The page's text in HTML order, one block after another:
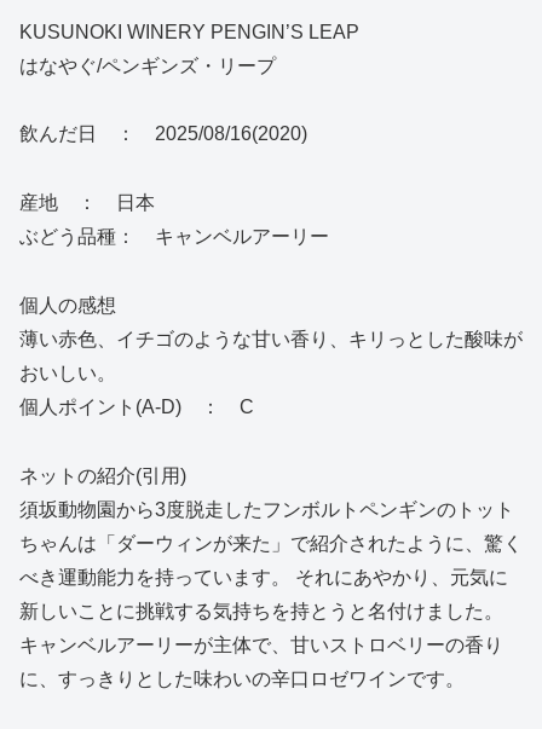
KUSUNOKI WINERY PENGIN’S LEAP
はなやぐ/ペンギンズ・リープ
飲んだ日 ： 2025/08/16(2020)
産地 ： 日本
ぶどう品種： キャンベルアーリー
個人の感想
薄い赤色、イチゴのような甘い香り、キリっとした酸味が
おいしい。
個人ポイント(A-D) ： C
ネットの紹介(引用)
須坂動物園から3度脱走したフンボルトペンギンのトット
ちゃんは「ダーウィンが来た」で紹介されたように、驚く
べき運動能力を持っています。 それにあやかり、元気に
新しいことに挑戦する気持ちを持とうと名付けました。
キャンベルアーリーが主体で、甘いストロベリーの香り
に、すっきりとした味わいの辛口ロゼワインです。